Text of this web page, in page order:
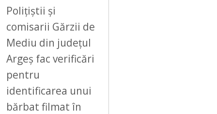
Polițiștii și
comisarii Gărzii de
Mediu din județul
Argeș fac verificări
pentru
identificarea unui
bărbat filmat în